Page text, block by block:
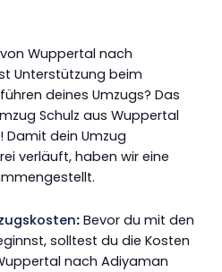
Wuppertal nach
Unterstützung beim
deines Umzugs? Das
Schulz aus Wuppertal
Damit dein Umzug
verläuft, haben wir eine
: Bevor du mit den
solltest du die Kosten
nach Adiyaman